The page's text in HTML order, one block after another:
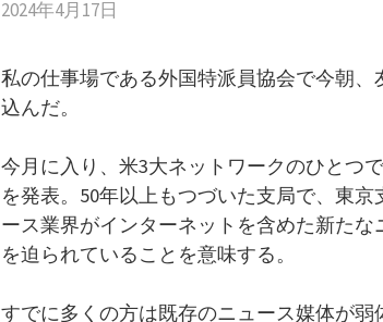
2024年4月17日
私の仕事場である外国特派員協会で今朝
込んだ。
今月に入り、米3大ネットワークのひとつ
を発表。50年以上もつづいた支局で、東
ース業界がインターネットを含めた新た
を迫られていることを意味する。
すでに多くの方は既存のニュース媒体が